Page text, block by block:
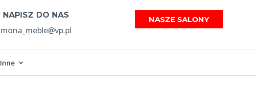
NAPISZ DO NAS
mona_meble@vp.pl
NASZE SALONY
Inne